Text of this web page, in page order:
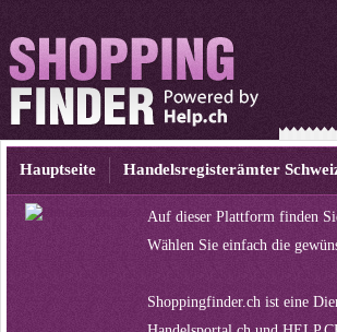
Hauptseite Handelsregisterämter
Auf dieser Plattform finden
Wählen Sie einfach die
Shoppingfinder.ch ist eine